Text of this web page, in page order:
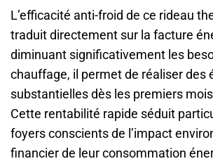
L’efficacité anti-froid de ce rideau
traduit directement sur la facture
diminuant significativement les
chauffage, il permet de réaliser des
substantielles dès les premiers
Cette rentabilité rapide séduit
foyers conscients de l’impact
financier de leur consommation